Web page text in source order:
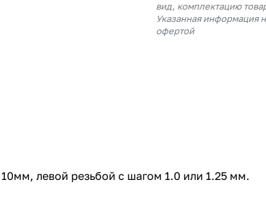
вид, комплектацию
Указанная информация
офертой
левой резьбой с шагом 1.0 или 1.25 мм.